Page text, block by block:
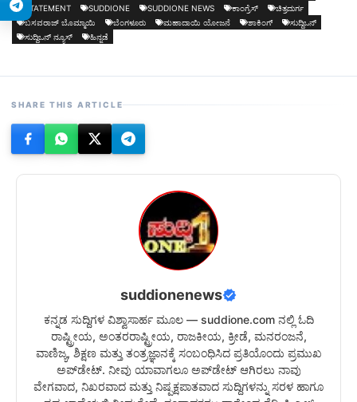
STATEMENT
SUDDIONE SUDDIONE NEWS ಕಾಂಗ್ರೆಸ್
ಚಿತ್ರದುರ್ಗ
ಬಸವರಾಜ್ ಬೊಮ್ಮಾಯಿ
ಬೆಂಗಳೂರು ಮಹಾದಾಯಿ ಯೋಜನೆ ಶಾಕಿಂಗ್
ಸುದ್ದಿಒನ್
ಸುದ್ದಿಒನ್ ನ್ಯೂಸ್
ಹಿನ್ನಡೆ
SHARE THIS ARTICLE
suddionenews
ಕನ್ನಡ ಸುದ್ದಿಗಳ ವಿಶ್ವಾಸಾರ್ಹ ಮೂಲ — suddione.com ನಲ್ಲಿ ಓದಿ
ರಾಷ್ಟ್ರೀಯ, ಅಂತರರಾಷ್ಟ್ರೀಯ, ರಾಜಕೀಯ, ಕ್ರೀಡೆ, ಮನರಂಜನೆ,
ವಾಣಿಜ್ಯ, ಶಿಕ್ಷಣ ಮತ್ತು ತಂತ್ರಜ್ಞಾನಕ್ಕೆ ಸಂಬಂಧಿಸಿದ ಪ್ರತಿಯೊಂದು ಪ್ರಮುಖ
ಅಪ್‌ಡೇಟ್. ನೀವು ಯಾವಾಗಲೂ ಅಪ್‌ಡೇಟ್ ಆಗಿರಲು ನಾವು
ವೇಗವಾದ, ನಿಖರವಾದ ಮತ್ತು ನಿಷ್ಪಕ್ಷಪಾತವಾದ ಸುದ್ದಿಗಳನ್ನು ಸರಳ ಹಾಗೂ